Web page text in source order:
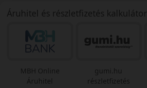
Áruhitel és részletfizetés kalkulátor
MBH Online
Áruhitel
gumi.hu
részletfizetés